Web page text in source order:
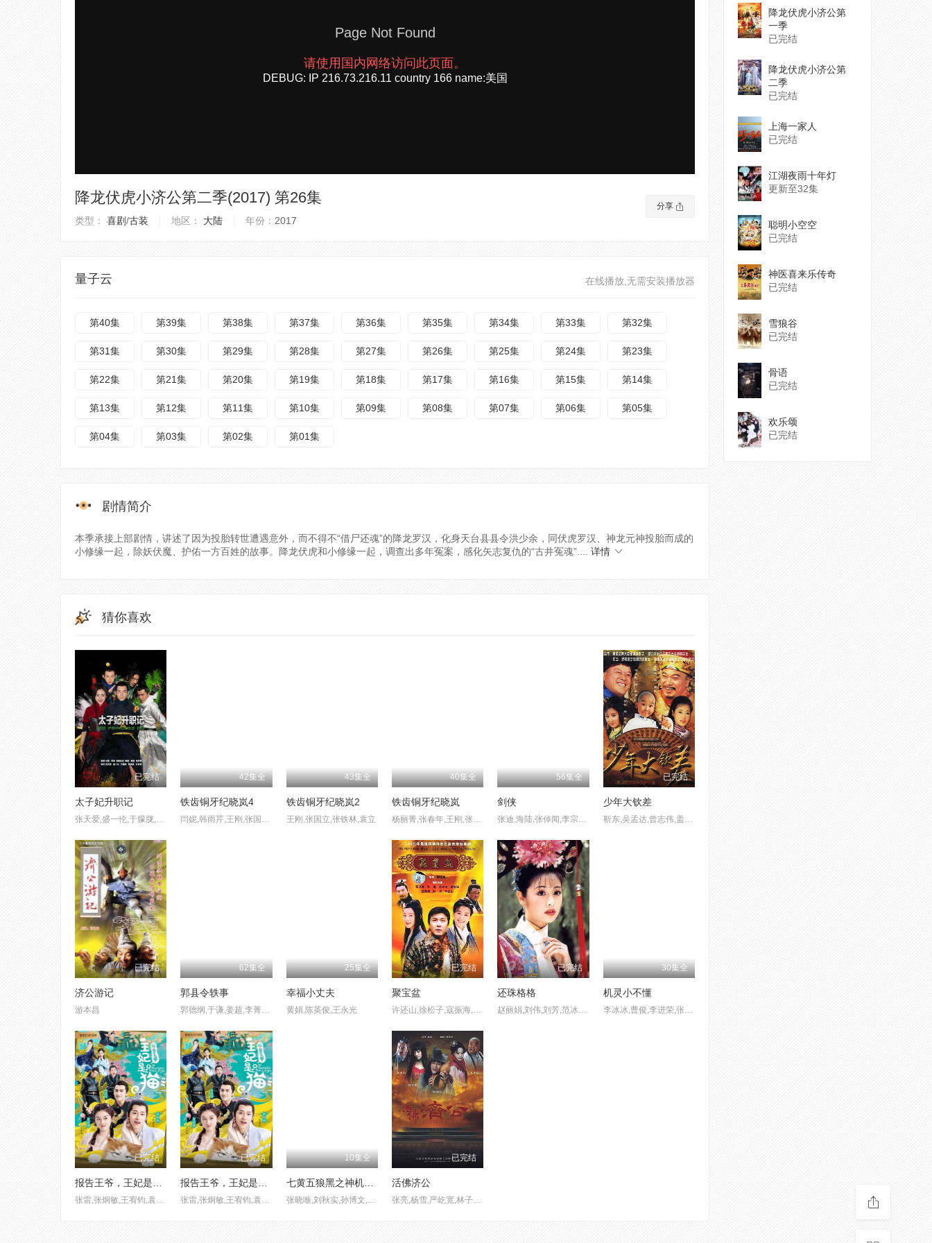
分享
降龙伏虎小济公第二季(2017) 第26集
类型： 喜剧/古装 地区： 大陆 年份： 2017
在线播放,无需安装播放器
量子云
第40集 第39集 第38集 第37集 第36集 第35集 第34集 第33集 第32集
第31集 第30集 第29集 第28集 第27集 第26集 第25集 第24集 第23集
第22集 第21集 第20集 第19集 第18集 第17集 第16集 第15集 第14集
第13集 第12集 第11集 第10集 第09集 第08集 第07集 第06集 第05集
第04集 第03集 第02集 第01集
剧情简介
本季承接上部剧情，讲述了因为投胎转世遭遇意外，而不得不“借尸还魂”的降龙罗汉，化身天台县县令洪少余，同伏虎罗汉、神龙元神投胎而成的
小修缘一起，除妖伏魔、护佑一方百姓的故事。降龙伏虎和小修缘一起，调查出多年冤案，感化矢志复仇的“古井冤魂”....
详情
猜你喜欢
已完结
太子妃升职记
张天爱,盛一伦,于朦胧,江奇霖
42集全
铁齿铜牙纪晓岚4
闫妮,韩雨芹,王刚,张国立,张铁林,袁立,杨千嬅
43集全
铁齿铜牙纪晓岚2
王刚,张国立,张铁林,袁立
40集全
铁齿铜牙纪晓岚
杨丽菁,张春年,王刚,张国立,张铁林,袁立,赵敏芬
56集全
剑侠
张迪,海陆,张倬闻,李宗翰,贡米,张明明,郑逸桐,臧洪娜,白珊,吴俊余
已完结
少年大钦差
靳东,吴孟达,曾志伟,盖丽丽,叮当,李宗翰,舒畅,张默,魏宗万,闾汉彪,佟童
已完结
济公游记
游本昌
62集全
郭县令轶事
郭德纲,于谦,姜超,李菁菁,胡珂瑜,李文启,史妍,吴丹佳佳
25集全
幸福小丈夫
黄娟,陈英俊,王永光
已完结
聚宝盆
许还山,徐松子,寇振海,张卫健,范冰冰,薛佳凝,朱泳腾,高强,张庭,彭丹,梁冠华,郑毓芝
已完结
还珠格格
赵丽娟,刘伟,刘芳,范冰冰,刘芳毓,赵薇,苏有朋,陈志朋,林心如,周杰,张铁林,苗皓钧,张恒,刘丹,王奕,陆诗雨,李楠,戴春荣,薛俨,王坤,陈莹,李明启,杨东,游龙,温海波,郑佳欣,鱼梦洁,艾洋,董伟,张巍,朱景隆
30集全
机灵小不懂
李冰冰,曹俊,李进荣,张卫健,黄海冰,聂远,薛佳凝,罗家英,何美钿,马精武,沈晓海,王元禄,薛文成,谭建昌,黄翀
已完结
报告王爷，王妃是只猫第一季
张雷,张炯敏,王宥钧,袁雨萱,陈品延,蔡祥宇,高智洋,孙泽霖
已完结
报告王爷，王妃是只猫第二季
张雷,张炯敏,王宥钧,袁雨萱,陈品延,蔡祥宇,高智洋,孙泽霖
10集全
七黄五狼黑之神机秘策
张晓唯,刘秋实,孙博文,孙亚龙,李浩宇,拳师七号,周淑怡
已完结
活佛济公
张亮,杨雪,严屹宽,林子聪,陈浩民,涂黎曼,陈紫函,张檬,林江国,高昊,郑逸桐,馨子,法提麦·雅琦
降龙伏虎小济公第
一季
已完结
降龙伏虎小济公第
二季
已完结
上海一家人
已完结
江湖夜雨十年灯
更新至32集
聪明小空空
已完结
神医喜来乐传奇
已完结
雪狼谷
已完结
骨语
已完结
欢乐颂
已完结